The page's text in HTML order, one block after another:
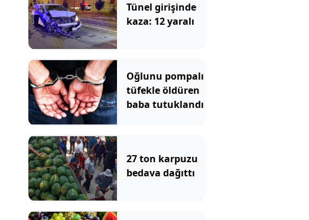
Tünel girişinde
kaza: 12 yaralı
Oğlunu pompalı
tüfekle öldüren
baba tutuklandı
27 ton karpuzu
bedava dağıttı